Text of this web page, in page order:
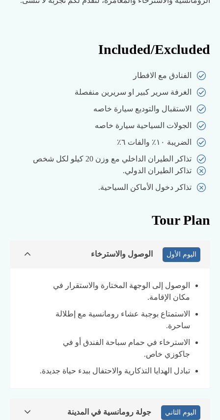
Included/Excluded
الفنادق مع الافطار
الغرفة سرير كبير او سريرين منفصلة
الاستقبال والتوديع سيارة خاصه
الجولات السياحية سيارة خاصه
الضريبة ١٠٪ والفات ٦٪
تذاكر الطيران الداخلي مع وزن 20 كيلو لكل شخص
تذاكر الطيران الدولي.
تذاكر دخول الأماكن السياحية.
Tour Plan
اليوم الأول الوصول والاسترخاء
الوصول إلى الوجهة المختارة والاستقرار في
مكان الإقامة.
الاستمتاع بوجبة عشاء رومانسية مع إطلالة
ساحرة.
الاسترخاء في حمام سباحة الفندق أو في
جاكوزي خاص.
تبادل الهدايا التذكارية والاحتفال ببدء حياة جديدة.
اليوم الثاني جولة رومانسية في المدينة